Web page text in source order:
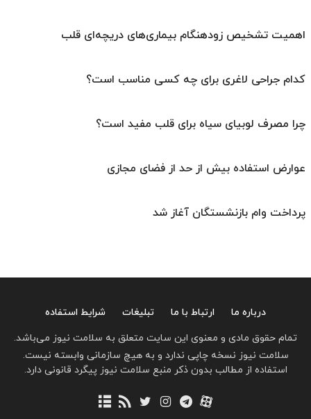
اهمیت تشخیص زودهنگام بیماری‌های دریچه‌ای قلب
کدام جراحی لاغری برای چه کسی مناسب است؟
چرا مصرف لوبیای سیاه برای قلب مفید است؟
عوارض استفاده بیش از حد از فضای مجازی
پرداخت وام بازنشستگان آغاز شد
درباره ما ارتباط با ما تبلیغات
شرایط استفاده
تمام حقوق مادی و معنوی این سایت متعلق به سلامت نیوز می‌باشد.
سلامت نیوز نسخه چاپی ندارد و به هیچ سازمانی وابسته نیست.
استفاده از مطالب بدون ذکر منبع سلامت نیوز پیگرد قانونی دارد.